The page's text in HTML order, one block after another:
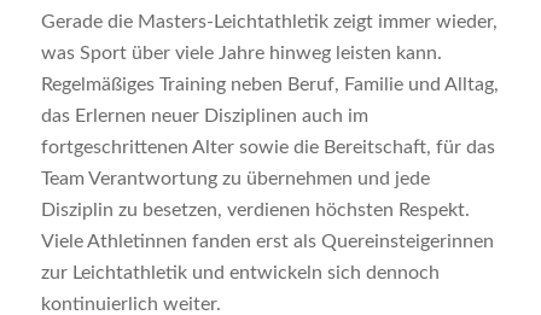
Gerade die Masters-Leichtathletik zeigt immer wieder,
was Sport über viele Jahre hinweg leisten kann.
Regelmäßiges Training neben Beruf, Familie und Alltag,
das Erlernen neuer Disziplinen auch im
fortgeschrittenen Alter sowie die Bereitschaft, für das
Team Verantwortung zu übernehmen und jede
Disziplin zu besetzen, verdienen höchsten Respekt.
Viele Athletinnen fanden erst als Quereinsteigerinnen
zur Leichtathletik und entwickeln sich dennoch
kontinuierlich weiter.